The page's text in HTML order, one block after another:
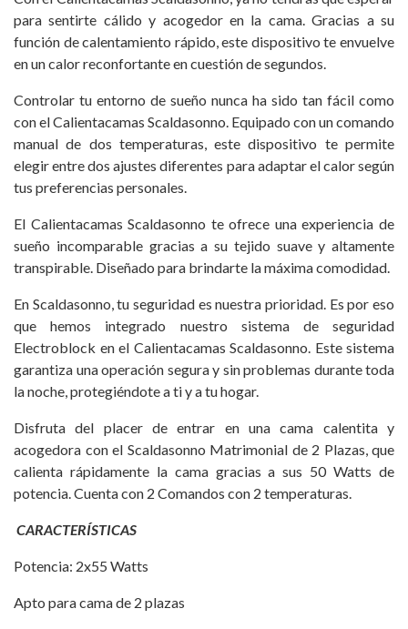
para sentirte cálido y acogedor en la cama. Gracias a su
función de calentamiento rápido, este dispositivo te envuelve
en un calor reconfortante en cuestión de segundos.
Controlar tu entorno de sueño nunca ha sido tan fácil como
con el Calientacamas Scaldasonno. Equipado con un comando
manual de dos temperaturas, este dispositivo te permite
elegir entre dos ajustes diferentes para adaptar el calor según
tus preferencias personales.
El Calientacamas Scaldasonno te ofrece una experiencia de
sueño incomparable gracias a su tejido suave y altamente
transpirable. Diseñado para brindarte la máxima comodidad.
En Scaldasonno, tu seguridad es nuestra prioridad. Es por eso
que hemos integrado nuestro sistema de seguridad
Electroblock en el Calientacamas Scaldasonno. Este sistema
garantiza una operación segura y sin problemas durante toda
la noche, protegiéndote a ti y a tu hogar.
Disfruta del placer de entrar en una cama calentita y
acogedora con el Scaldasonno Matrimonial de 2 Plazas, que
calienta rápidamente la cama gracias a sus 50 Watts de
potencia. Cuenta con 2 Comandos con 2 temperaturas.
CARACTERÍSTICAS
Potencia: 2x55 Watts
Apto para cama de 2 plazas